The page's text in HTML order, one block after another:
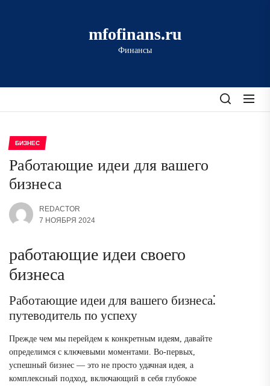
mfofinans.ru
Финансы
БИЗНЕС
Работающие идеи для вашего
бизнеса
REDACTOR
7 НОЯБРЯ 2024
работающие идеи своего
бизнеса
Работающие идеи для вашего бизнеса⁚
путеводитель по успеху
Прежде чем мы перейдем к конкретным идеям, давайте
определимся с ключевыми моментами. Во-первых,
успешный бизнес ― это не просто удачная идея, а
комплексный подход, включающий в себя глубокое